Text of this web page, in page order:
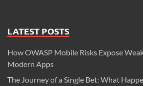
LATEST POSTS
How OWASP Mobile Risks Expose
Modern Apps
The Journey of a Single Bet: What